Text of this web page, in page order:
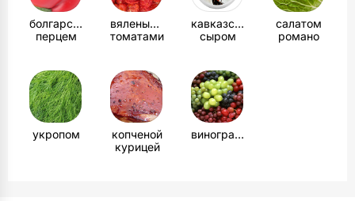
болгарским
перцем
вялеными
томатами
кавказским
сыром
салатом
романо
укропом
копченой
курицей
виноградом